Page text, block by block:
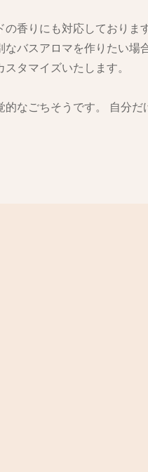
香りにも対応しておりま
バスアロマを作りたい場
タマイズいたします。
なごちそうです。 自分だ